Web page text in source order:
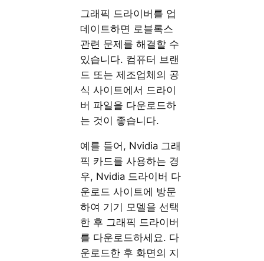
그래픽 드라이버를 업
데이트하면 로블록스
관련 문제를 해결할 수
있습니다. 컴퓨터 브랜
드 또는 제조업체의 공
식 사이트에서 드라이
버 파일을 다운로드하
는 것이 좋습니다.
예를 들어, Nvidia 그래
픽 카드를 사용하는 경
우, Nvidia 드라이버 다
운로드 사이트에 방문
하여 기기 모델을 선택
한 후 그래픽 드라이버
를 다운로드하세요. 다
운로드한 후 화면의 지